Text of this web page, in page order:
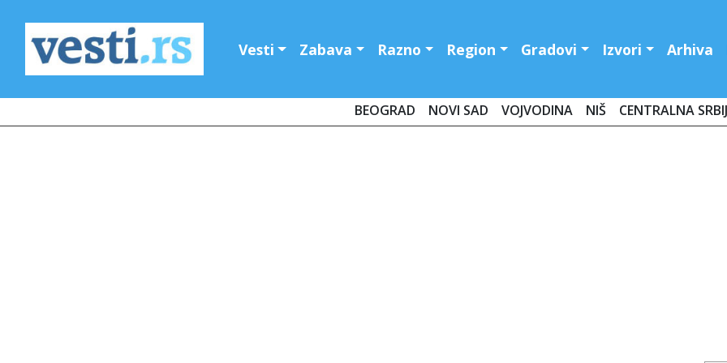
Vesti Zabava Razno Region Gradovi Izvori Arhiva
BEOGRAD NOVI SAD VOJVODINA NIŠ CENTRALNA